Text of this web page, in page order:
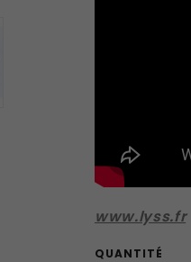
www.lyss.fr
QUANTITÉ